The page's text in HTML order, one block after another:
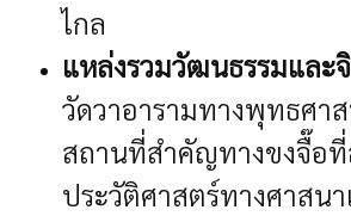
ไกล
แหล่งรวมวัฒนธรรมแล
วัดวาอารามทางพุทธศา
สถานที่สำคัญทางขงจื๊อ
ประวัติศาสตร์ทางศาสน